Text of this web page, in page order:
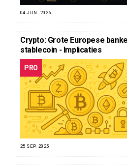
04 JUN. 2026
Crypto: Grote Europese
stablecoin - Implicaties
PRO
25 SEP. 2025